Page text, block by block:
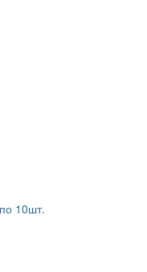
10шт.